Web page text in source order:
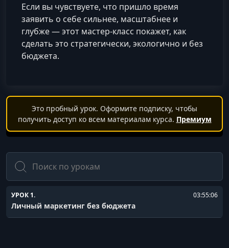
Если вы чувствуете, что пришло время
заявить о себе сильнее, масштабнее и
глубже — этот мастер-класс покажет, как
сделать это стратегически, экологично и без
бюджета.
Это пробный урок. Оформите подписку, чтобы
получить доступ ко всем материалам курса. Премиум
Поиск
УРОК 1. 03:55:06
Личный маркетинг без бюджета